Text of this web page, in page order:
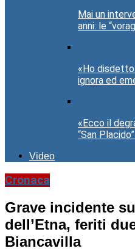
Mai un
anni: le
«Ho disdetto
ignora ed
«Ecco il
“San
Video
Cronaca
Grave incidente
dell’Etna, feriti
Biancavilla